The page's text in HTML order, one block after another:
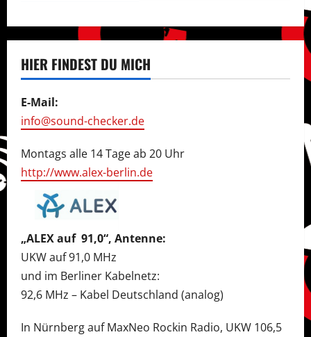
HIER FINDEST DU MICH
E-Mail:
info@sound-checker.de
Montags alle 14 Tage ab 20 Uhr
http://www.alex-berlin.de
„ALEX auf 91,0“, Antenne:
UKW auf 91,0 MHz
und im Berliner Kabelnetz:
92,6 MHz – Kabel Deutschland (analog)
In Nürnberg auf MaxNeo Rockin Radio, UKW 106,5